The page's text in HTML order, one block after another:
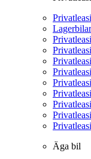
Äga bil